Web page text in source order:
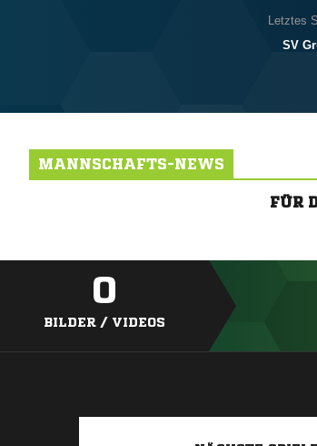
Letztes
SV
MANNSCHAFTS-NEWS
FÜR
0
BILDER / VIDEOS